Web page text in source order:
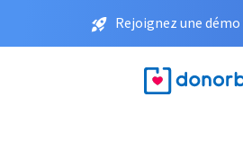
Rejoignez une